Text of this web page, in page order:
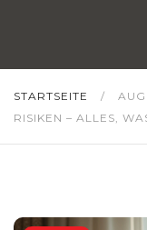
STARTSEITE /
RISIKEN – ALLES,